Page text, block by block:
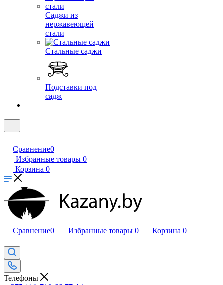
Саджи из
нержавеющей
стали
Стальные саджи
Подставки под
садж
Сравнение0
Избранные товары 0
Корзина 0
Сравнение0 Избранные товары 0 Корзина 0
Телефоны